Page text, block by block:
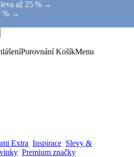
až 25 % →
% →
Porovnání KošíkMenu
Extra Inspirace Slevy &
Premium značky